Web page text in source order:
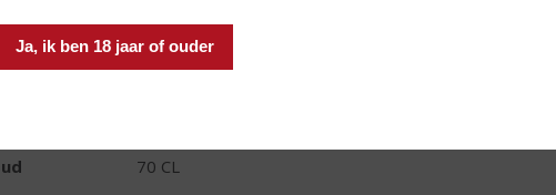
Ja, ik ben 18 jaar of ouder
ETIKETINFORMATIE
70 CL